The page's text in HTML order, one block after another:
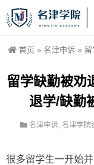
首页 » 名津申诉 » 留
留学缺勤被劝
退学/缺勤
名津申诉, 名津学院
很多留学生一开始